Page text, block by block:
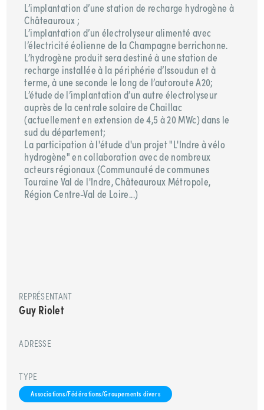
L’implantation d’une station de recharge hydrogène à
Châteauroux ;
L’implantation d’un électrolyseur alimenté avec
l’électricité éolienne de la Champagne berrichonne.
L’hydrogène produit sera destiné à une station de
recharge installée à la périphérie d’Issoudun et à
terme, à une seconde le long de l’autoroute A20;
L’étude de l’implantation d’un autre électrolyseur
auprès de la centrale solaire de Chaillac
(actuellement en extension de 4,5 à 20 MWc) dans le
sud du département;
La participation à l'étude d'un projet "L'Indre à vélo
hydrogène" en collaboration avec de nombreux
acteurs régionaux (Communauté de communes
Touraine Val de l'Indre, Châteauroux Métropole,
Région Centre-Val de Loire...)
REPRÉSENTANT
Guy Riolet
ADRESSE
TYPE
Associations/Fédérations/Groupements divers